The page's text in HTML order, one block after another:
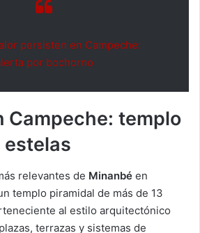
persisten en Campeche:
por bochorno
Campeche: templo
relevantes de Minanbé en
templo piramidal de más de 13
al estilo arquitectónico
terrazas y sistemas de